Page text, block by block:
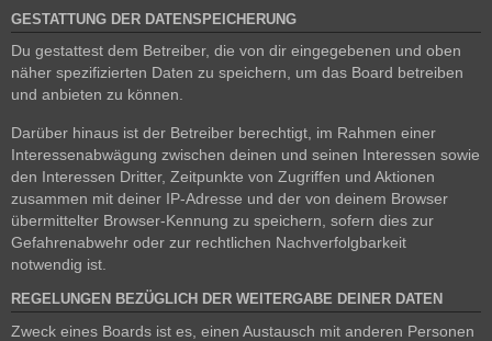
GESTATTUNG DER DATENSPEICHERUNG
Du gestattest dem Betreiber, die von dir eingegebenen und oben
näher spezifizierten Daten zu speichern, um das Board betreiben
und anbieten zu können.
Darüber hinaus ist der Betreiber berechtigt, im Rahmen einer
Interessenabwägung zwischen deinen und seinen Interessen sowie
den Interessen Dritter, Zeitpunkte von Zugriffen und Aktionen
zusammen mit deiner IP-Adresse und der von deinem Browser
übermittelter Browser-Kennung zu speichern, sofern dies zur
Gefahrenabwehr oder zur rechtlichen Nachverfolgbarkeit
notwendig ist.
REGELUNGEN BEZÜGLICH DER WEITERGABE DEINER DATEN
Zweck eines Boards ist es, einen Austausch mit anderen Personen